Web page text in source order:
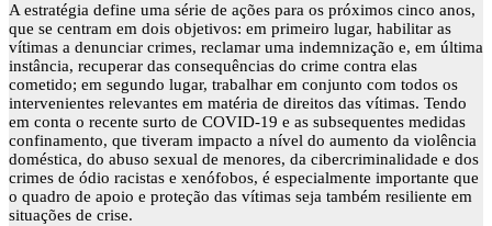
A estratégia define uma série de ações para os próximos cinco anos,
que se centram em dois objetivos: em primeiro lugar, habilitar as
vítimas a denunciar crimes, reclamar uma indemnização e, em última
instância, recuperar das consequências do crime contra elas
cometido; em segundo lugar, trabalhar em conjunto com todos os
intervenientes relevantes em matéria de direitos das vítimas. Tendo
em conta o recente surto de COVID-19 e as subsequentes medidas
confinamento, que tiveram impacto a nível do aumento da violência
doméstica, do abuso sexual de menores, da cibercriminalidade e dos
crimes de ódio racistas e xenófobos, é especialmente importante que
o quadro de apoio e proteção das vítimas seja também resiliente em
situações de crise.